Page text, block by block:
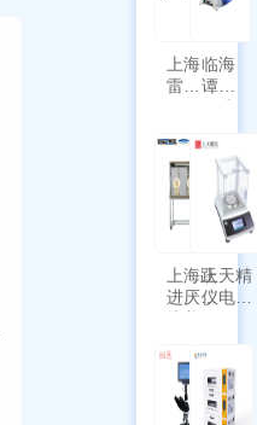
上海
雷磁
符合
新国
标带
功能
临海
谭氏
干式
泵
SPL-
10
上海跃
进厌氧
培养箱
III-T
上天精
仪电子
带审计
追踪功
能